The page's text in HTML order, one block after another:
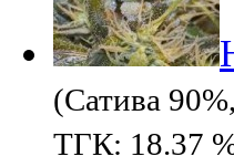
(Сатива
ТГК: 18.37